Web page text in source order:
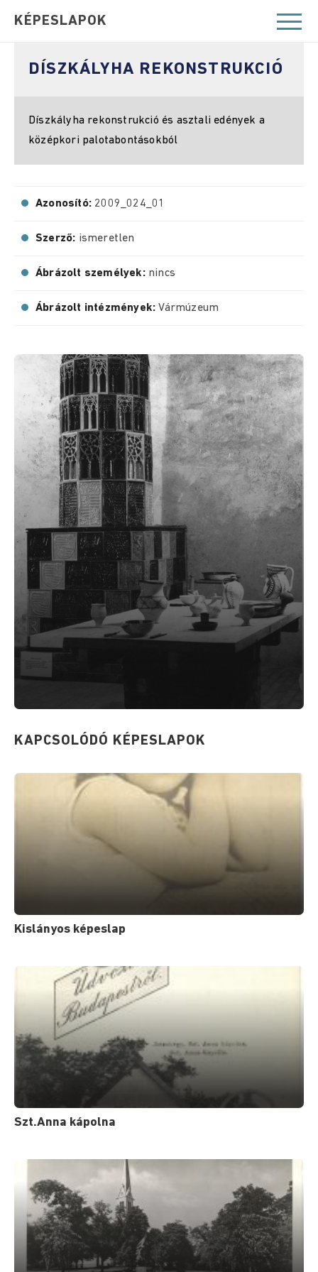
KÉPESLAPOK
DÍSZKÁLYHA REKONSTRUKCIÓ
Díszkályha rekonstrukció és asztali edények a
középkori palotabontásokból
Azonosító: 2009_024_01
Szerző: ismeretlen
Ábrázolt személyek: nincs
Ábrázolt intézmények:Vármúzeum
KAPCSOLÓDÓ KÉPESLAPOK
Kislányos képeslap
Szt.Anna kápolna